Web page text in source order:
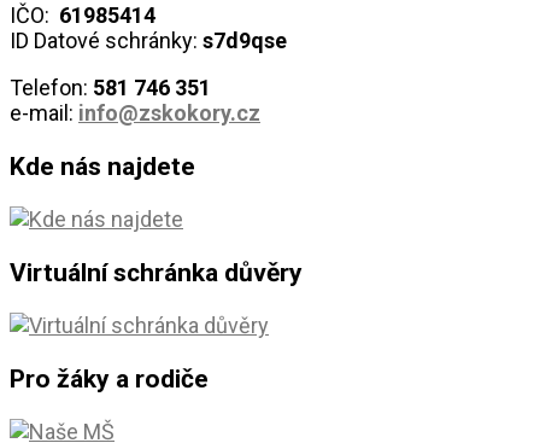
IČO: 61985414
ID Datové schránky: s7d9qse
Telefon: 581 746 351
e-mail: info@zskokory.cz
Kde nás najdete
Virtuální schránka důvěry
Pro žáky a rodiče